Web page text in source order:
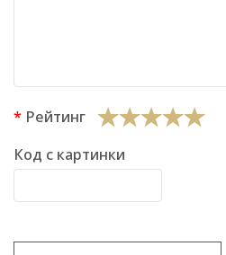
Рейтинг
Код с картинки